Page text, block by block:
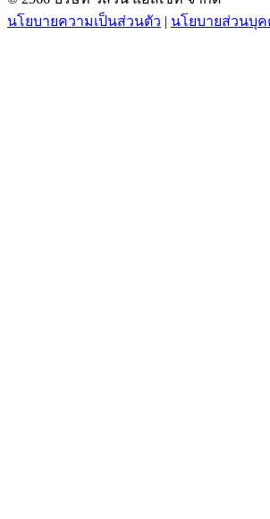
นโยบายความเป็นส่วนตัว | นโยบายส่วนบุ